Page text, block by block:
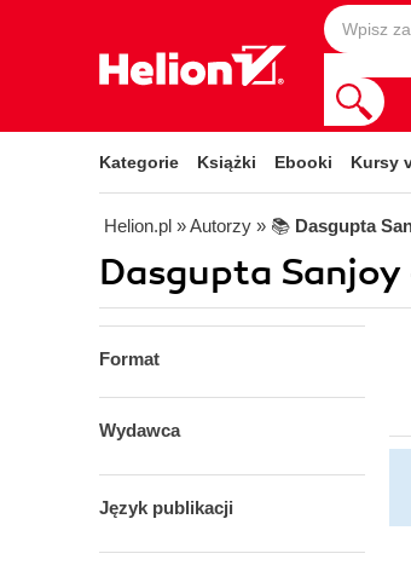
Kategorie Książki Ebooki Kursy
Helion.pl » Autorzy » 📚 Dasgupta
Dasgupta Sanjoy
Format
Wydawca
Język publikacji